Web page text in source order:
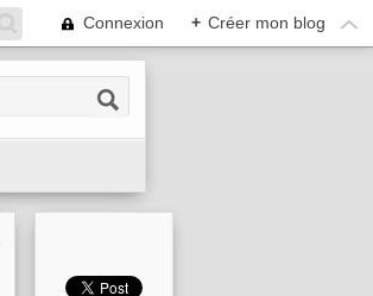
Connexion + Créer mon blog